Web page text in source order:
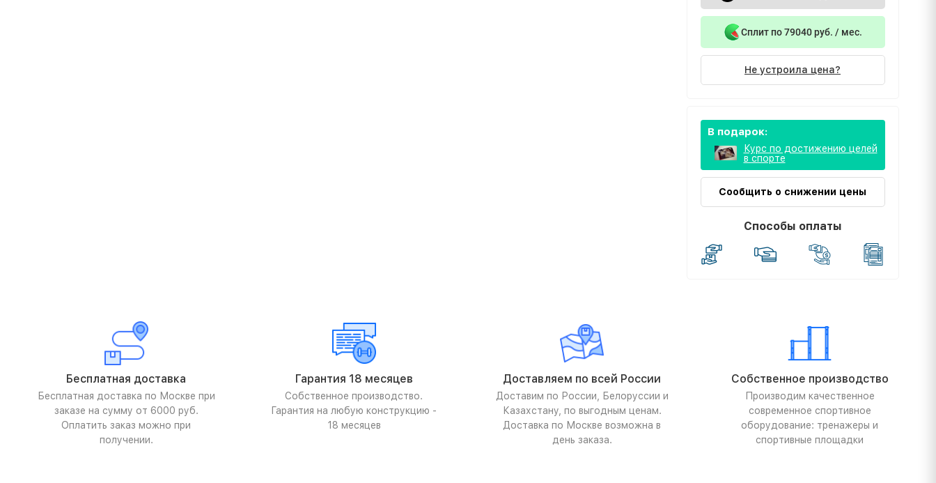
Сплит по 79040 руб. / мес.
Не устроила цена?
В подарок:
Курс по достижению целей
в спорте
Сообщить о снижении цены
Способы оплаты
Бесплатная доставка
Бесплатная доставка по Москве при
заказе на сумму от 6000 руб.
Оплатить заказ можно при
получении.
Гарантия 18 месяцев
Собственное производство.
Гарантия на любую конструкцию -
18 месяцев
Доставляем по всей России
Доставим по России, Белоруссии и
Казахстану, по выгодным ценам.
Доставка по Москве возможна в
день заказа.
Собственное производство
Производим качественное
современное спортивное
оборудование: тренажеры и
спортивные площадки